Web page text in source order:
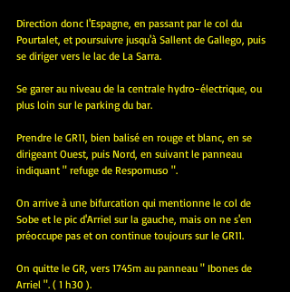
Direction donc l'Espagne, en passant par le col du
Pourtalet, et poursuivre jusqu'à Sallent de Gallego, puis
se diriger vers le lac de La Sarra.
Se garer au niveau de la centrale hydro-électrique, ou
plus loin sur le parking du bar.
Prendre le GR11, bien balisé en rouge et blanc, en se
dirigeant Ouest, puis Nord, en suivant le panneau
indiquant " refuge de Respomuso ".
On arrive à une bifurcation qui mentionne le col de
Sobe et le pic d'Arriel sur la gauche, mais on ne s'en
préoccupe pas et on continue toujours sur le GR11.
On quitte le GR, vers 1745m au panneau " Ibones de
Arriel ". ( 1 h30 ).